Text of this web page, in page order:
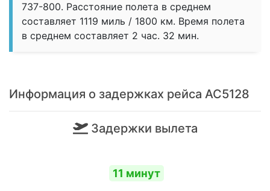
737-800. Расстояние полета в среднем
составляет 1119 миль / 1800 км. Время полета
в среднем составляет 2 час. 32 мин.
Информация о задержках рейса AC5128
Задержки вылета
11 минут